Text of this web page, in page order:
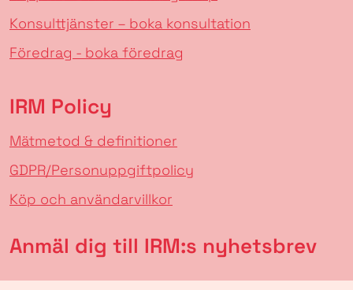
Konsulttjänster – boka konsultation
Föredrag - boka föredrag
IRM Policy
Mätmetod & definitioner
GDPR/Personuppgiftpolicy
Köp och användarvillkor
Anmäl dig till IRM:s nyhetsbrev